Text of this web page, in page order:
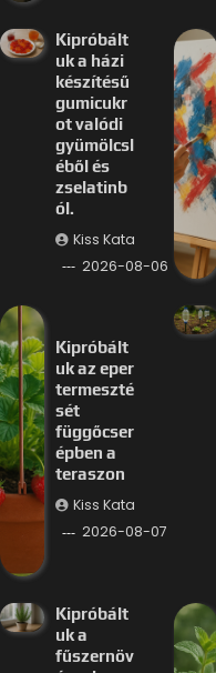
Kipróbált
uk a házi
készítésű
gumicukr
ot valódi
gyümölcsl
éből és
zselatinb
ól.
Kiss Kata
2026-08-06
Kipróbált
uk az eper
termeszté
sét
függőcser
épben a
teraszon
Kiss Kata
2026-08-07
Kipróbált
uk a
fűszernöv